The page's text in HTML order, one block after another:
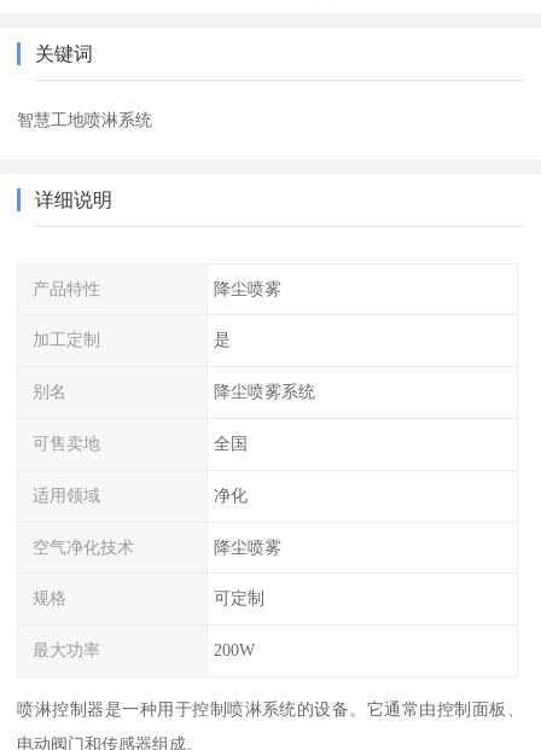
关键词
智慧工地喷淋系统
详细说明
产品特性 降尘喷雾
加工定制 是
别名 降尘喷雾系统
可售卖地 全国
适用领域 净化
空气净化技术 降尘喷雾
规格 可定制
最大功率 200W
喷淋控制器是一种用于控制喷淋系统的设备。它通常由控制面板、
电动阀门和传感器组成。